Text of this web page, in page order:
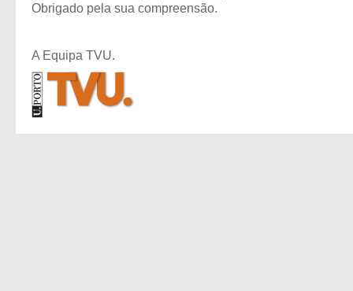
Obrigado pela sua compreensão.
A Equipa TVU.